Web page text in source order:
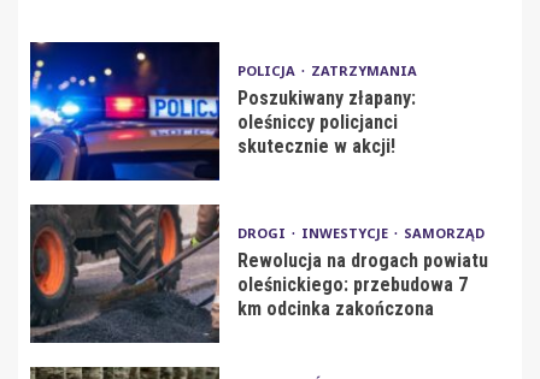
POLICJA ZATRZYMANIA
Poszukiwany złapany:
oleśniccy policjanci
skutecznie w akcji!
DROGI INWESTYCJE SAMORZĄD
Rewolucja na drogach powiatu
oleśnickiego: przebudowa 7
km odcinka zakończona